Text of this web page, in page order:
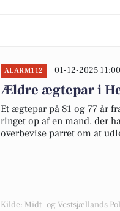
ALARM112 01-12-2025 11:00
Ældre ægtepar i
Et ægtepar på 81 og 77 år
ringet op af en mand, der
overbevise parret om at
Kilde: Midt- og Vestsjællands